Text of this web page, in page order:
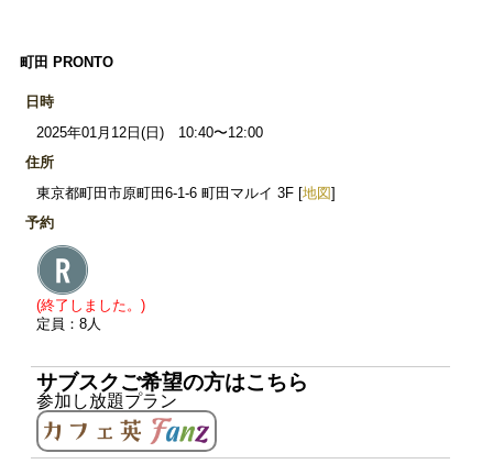
町田 PRONTO
日時
2025年01月12日(日) 10:40〜12:00
住所
東京都町田市原町田6-1-6 町田マルイ 3F [地図]
予約
(終了しました。)
定員：8人
サブスクご希望の方はこちら
参加し放題プラン